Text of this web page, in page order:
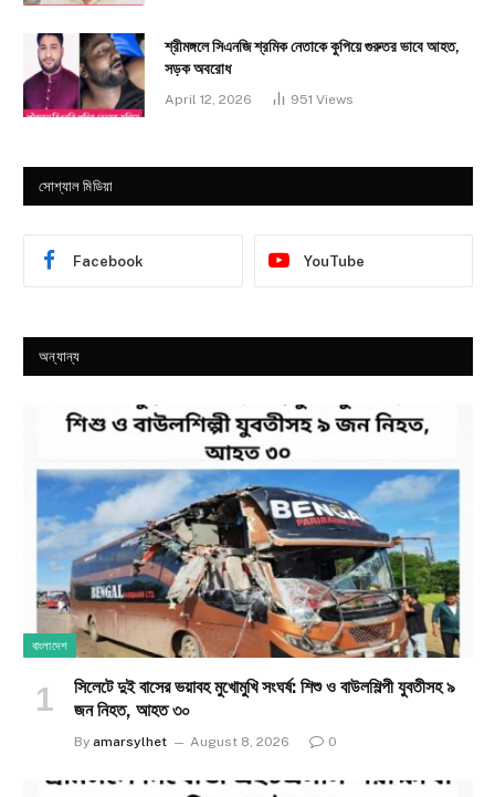
শ্রীমঙ্গলে সিএনজি শ্রমিক নেতাকে কুপিয়ে গুরুতর ভাবে আহত,
সড়ক অবরোধ
April 12, 2026 951 Views
সোশ্যাল মিডিয়া
Facebook YouTube
অন্যান্য
বাংলাদেশ
সিলেটে দুই বাসের ভয়াবহ মুখোমুখি সংঘর্ষ: শিশু ও বাউলশিল্পী যুবতীসহ ৯
জন নিহত, আহত ৩০
By amarsylhet August 8, 2026 0